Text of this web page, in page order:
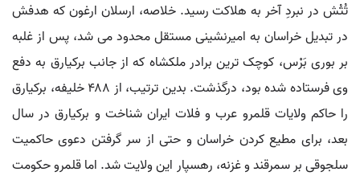
تُتُش در نبردِ آخر به هلاکت رسید. خلاصه، ارسلان ارغون که هدفش
در تبدیل خراسان به امیرنشینی مستقل محدود می شد، پس از غلبه
بر بوری بَرْس، کوچک ترین برادر ملکشاه که از جانب برکیارق به دفع
وی فرستاده شده بود، درگذشت. بدین ترتیب، از ۴۸۸ خلیفه، برکیارق
را حاکم ولایات قلمرو عرب و فلات ایران شناخت و برکیارق در سال
بعد، برای مطیع کردن خراسان و حتی از سر گرفتن دعوی حاکمیت
سلجوقی بر سمرقند و غزنه، رهسپار این ولایت شد. اما قلمرو حکومت